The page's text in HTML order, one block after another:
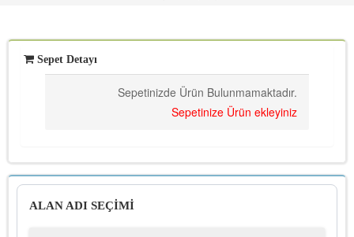
Sepet Detayı
Sepetinizde Ürün Bulunmamaktadır.
Sepetinize Ürün ekleyiniz
ALAN ADI SEÇİMİ